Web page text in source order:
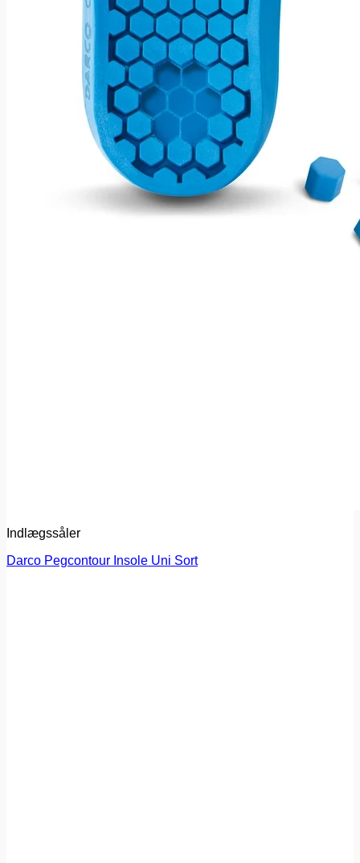
Indlægssåler
Darco Pegcontour Insole Uni Sort